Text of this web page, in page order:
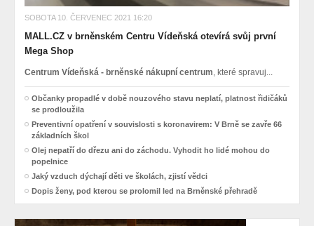
SOBOTA 10. ČERVENEC 2021 16:20
MALL.CZ v brněnském Centru Vídeňská otevírá svůj první
Mega Shop
Centrum Vídeňská - brněnské nákupní centrum, které spravuj...
Občanky propadlé v době nouzového stavu neplatí, platnost řidičáků
se prodloužila
Preventivní opatření v souvislosti s koronavirem: V Brně se zavře 66
základních škol
Olej nepatří do dřezu ani do záchodu. Vyhodit ho lidé mohou do
popelnice
Jaký vzduch dýchají děti ve školách, zjistí vědci
Dopis ženy, pod kterou se prolomil led na Brněnské přehradě